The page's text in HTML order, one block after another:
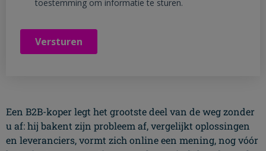
Een B2B-koper legt het grootste deel van de weg zonder
u af: hij bakent zijn probleem af, vergelijkt oplossingen
en leveranciers, vormt zich online een mening, nog vóór